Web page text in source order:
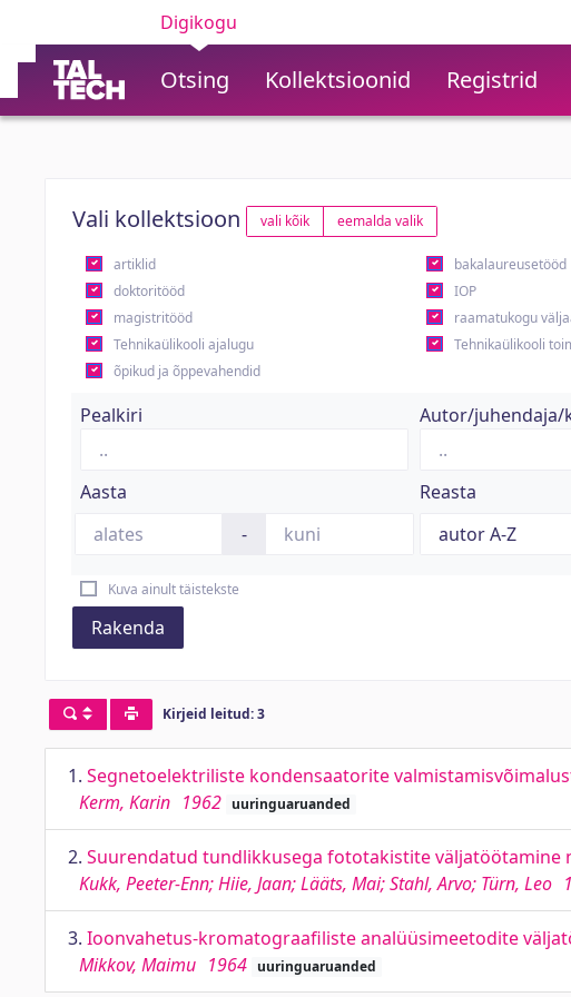
Digikogu
Otsing Kollektsioonid Registrid
Vali kollektsioon vali kõik eemalda valik
artiklid bakalaureusetööd
doktoritööd
IOP
magistritööd
raamatukogu
Tehnikaülikooli ajalugu
Tehnikaülikooli
õpikud ja õppevahendid
Pealkiri Autor/juhendaja/
Aasta
-
Reasta
Kuva ainult täistekste
Rakenda
Kirjeid leitud: 3
1. Segnetoelektriliste kondensaatorite
Kerm, Karin 1962 uuringuaruanded
2. Suurendatud tundlikkusega fototakistite väljatöötamine
Kukk, Peeter-Enn; Hiie, Jaan; Lääts, Mai; Stahl, Arvo; Türn, Leo
3. Ioonvahetus-kromatograafiliste analüüsimeetodite
Mikkov, Maimu 1964 uuringuaruanded